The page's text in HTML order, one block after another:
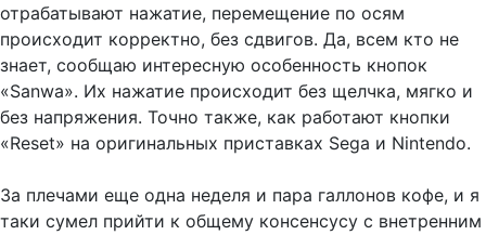
отрабатывают нажатие, перемещение по осям
происходит корректно, без сдвигов. Да, всем кто не
знает, сообщаю интересную особенность кнопок
«Sanwa». Их нажатие происходит без щелчка, мягко и
без напряжения. Точно также, как работают кнопки
«Reset» на оригинальных приставках Sega и Nintendo.
За плечами еще одна неделя и пара галлонов кофе, и я
таки сумел прийти к общему консенсусу с внетренним